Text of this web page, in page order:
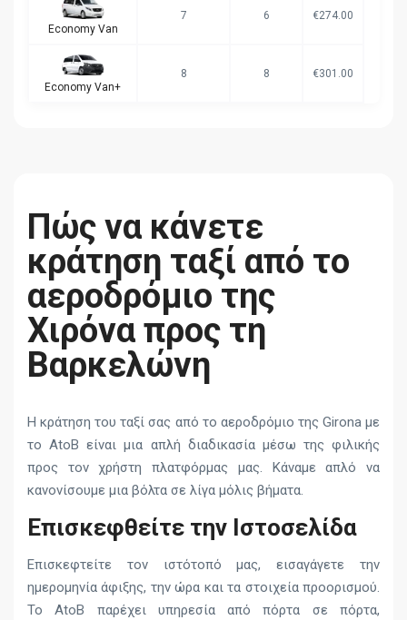
Economy Van
7 6 €274.00
Economy Van+
8 8 €301.00
Πώς να κάνετε
κράτηση ταξί από το
αεροδρόμιο της
Χιρόνα προς τη
Βαρκελώνη
Η κράτηση του ταξί σας από το αεροδρόμιο της Girona με
το AtoB είναι μια απλή διαδικασία μέσω της φιλικής
προς τον χρήστη πλατφόρμας μας. Κάναμε απλό να
κανονίσουμε μια βόλτα σε λίγα μόλις βήματα.
Επισκεφθείτε την Ιστοσελίδα
Επισκεφτείτε τον ιστότοπό μας, εισαγάγετε την
ημερομηνία άφιξης, την ώρα και τα στοιχεία προορισμού.
Το AtoB παρέχει υπηρεσία από πόρτα σε πόρτα,